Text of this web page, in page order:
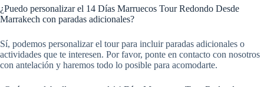
¿Puedo personalizar el 14 Días Marruecos Tour Redondo Desde
Marrakech con paradas adicionales?
Sí, podemos personalizar el tour para incluir paradas adicionales o
actividades que te interesen. Por favor, ponte en contacto con nosotros
con antelación y haremos todo lo posible para acomodarte.